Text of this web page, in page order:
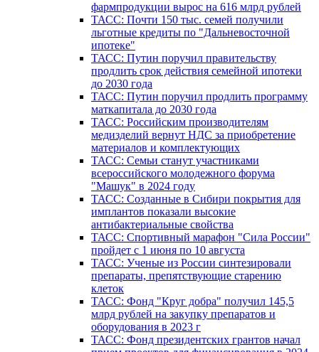
фармпродукции вырос на 616 млрд рублей
ТАСС: Почти 150 тыс. семей получили
льготные кредиты по "Дальневосточной
ипотеке"
ТАСС: Путин поручил правительству
продлить срок действия семейной ипотеки
до 2030 года
ТАСС: Путин поручил продлить программу
маткапитала до 2030 года
ТАСС: Российским производителям
медизделий вернут НДС за приобретение
материалов и комплектующих
ТАСС: Семьи станут участниками
всероссийского молодежного форума
"Машук" в 2024 году
ТАСС: Созданные в Сибири покрытия для
имплантов показали высокие
антибактериальные свойства
ТАСС: Спортивный марафон "Сила России"
пройдет с 1 июня по 10 августа
ТАСС: Ученые из России синтезировали
препараты, препятствующие старению
клеток
ТАСС: Фонд "Круг добра" получил 145,5
млрд рублей на закупку препаратов и
оборудования в 2023 г
ТАСС: Фонд президентских грантов начал